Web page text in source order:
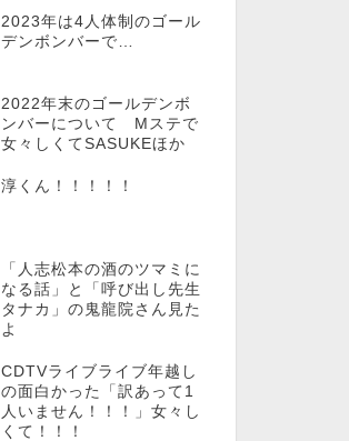
2023年は4人体制のゴール
デンボンバーで…
2022年末のゴールデンボ
ンバーについて Mステで
女々しくてSASUKEほか
淳くん！！！！！
「人志松本の酒のツマミに
なる話」と「呼び出し先生
タナカ」の鬼龍院さん見た
よ
CDTVライブライブ年越し
の面白かった「訳あって1
人いません！！！」女々し
くて！！！